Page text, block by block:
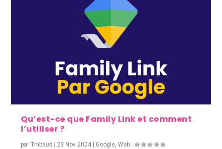
Qu’est-ce que Family Link et comment
l’utiliser ?
parThibaud 23 Nov 2024 Google,Web |